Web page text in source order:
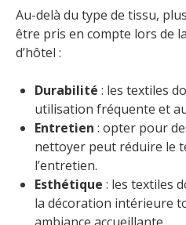
Au-delà du type de tissu,
être pris en compte lors de
d’hôtel :
Durabilité : les textiles
utilisation fréquente et
Entretien : opter pour
nettoyer peut réduire le
l’entretien.
Esthétique : les textiles
la décoration intérieure